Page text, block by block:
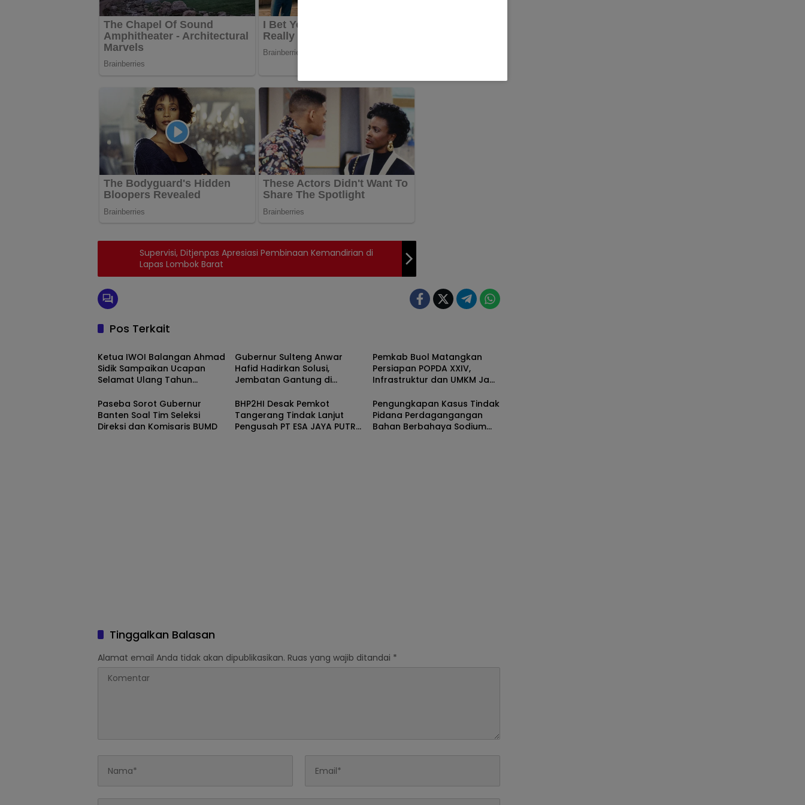
Supervisi, Ditjenpas Apresiasi Pembinaan Kemandirian di
Lapas Lombok Barat
Pos Terkait
Uncategorized
Ketua IWOI Balangan Ahmad
Sidik Sampaikan Ucapan
Selamat Ulang Tahun
Lindawati
Gubernur Sulteng Anwar
Hafid Hadirkan Solusi,
Jembatan Gantung di
Dibangun
Pemkab Buol Matangkan
Persiapan POPDA XXIV,
Infrastruktur dan UMKM Jadi
Paseba Sorot Gubernur
Banten Soal Tim Seleksi
Direksi dan Komisaris BUMD
BHP2HI Desak Pemkot
Tangerang Tindak Lanjut
Pengusah PT ESA JAYA PUTRA
Pengungkapan Kasus Tindak
Pidana Perdagangangan
Bahan Berbahaya Sodium
Tinggalkan Balasan
Alamat email Anda tidak akan dipublikasikan. Ruas yang wajib ditandai *